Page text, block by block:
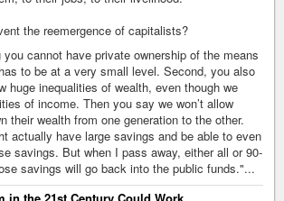
the reemergence of capitalists?
cannot have private ownership of the means
to be at a very small level. Second, you also
huge inequalities of wealth, even though we
of income. Then you say we won’t allow
their wealth from one generation to the other.
actually have large savings and be able to even
savings. But when I pass away, either all or 90-
savings will go back into the public funds."...